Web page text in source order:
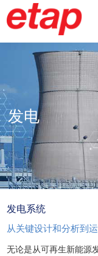
发电
发电系统
从关键设计和分析到
无论是从可再生新能源